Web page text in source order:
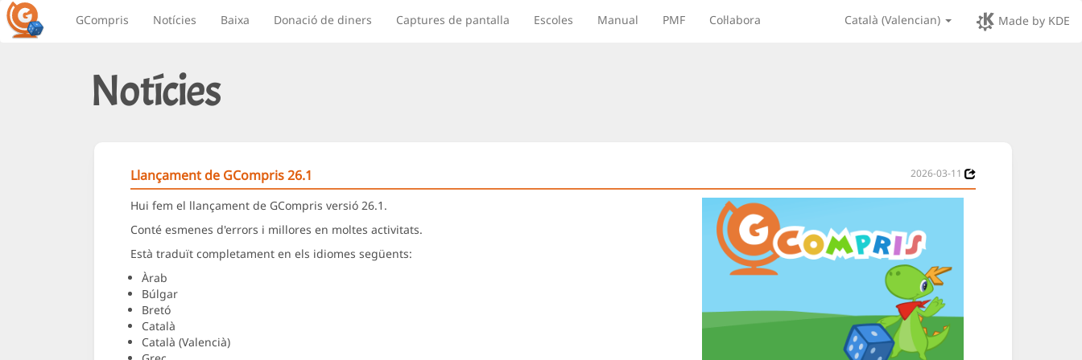
GCompris Notícies Baixa Donació de diners Captures de pantalla Escoles Manual PMF Col·labora Català (Valencian) Made by KDE
Notícies
Llançament de GCompris 26.1 2026-03-11
Hui fem el llançament de GCompris versió 26.1.
Conté esmenes d'errors i millores en moltes activitats.
Està traduït completament en els idiomes següents:
Àrab
Búlgar
Bretó
Català
Català (Valencià)